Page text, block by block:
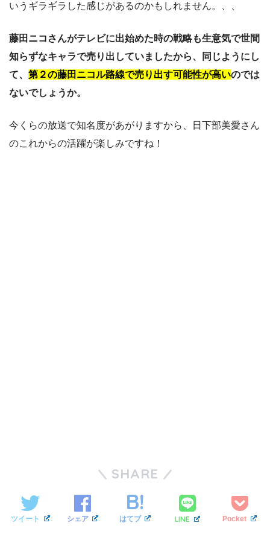
いうギラギラした感じがあるのかもしれません。、、
藤田ニコさんがテレビに出始めた時の戦略も生意気で世間
知らずなキャラで売り出していましたから、同じようにし
て、 第２の藤田ニコル路線で売り出す可能性が高いのでは
ないでしょうか。
今くらの放送で知名度があがりますから、日下部美愛さん
のこれからの活躍が楽しみですね！
SHARE
ツイート シェア はてブ LINE Pocket